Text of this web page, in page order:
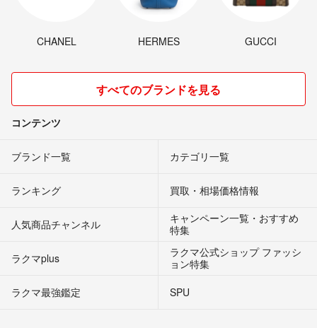
CHANEL HERMES GUCCI
すべてのブランドを見る
コンテンツ
ブランド一覧 カテゴリ一覧
ランキング 買取・相場価格情報
人気商品チャンネル
キャンペーン一覧・おすすめ
特集
ラクマplus
ラクマ公式ショップ ファッシ
ョン特集
ラクマ最強鑑定
SPU